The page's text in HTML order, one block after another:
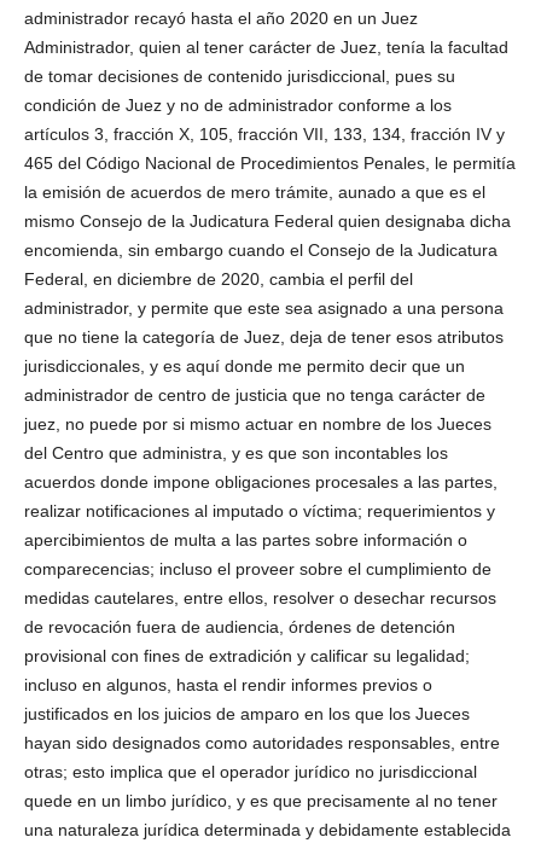
Telegram
administrador recayó hasta el año 2020 en un Juez
Administrador, quien al tener carácter de Juez, tenía la facultad
de tomar decisiones de contenido jurisdiccional, pues su
condición de Juez y no de administrador conforme a los
artículos 3, fracción X, 105, fracción VII, 133, 134, fracción IV y
465 del Código Nacional de Procedimientos Penales, le permitía
la emisión de acuerdos de mero trámite, aunado a que es el
mismo Consejo de la Judicatura Federal quien designaba dicha
encomienda, sin embargo cuando el Consejo de la Judicatura
Federal, en diciembre de 2020, cambia el perfil del
administrador, y permite que este sea asignado a una persona
que no tiene la categoría de Juez, deja de tener esos atributos
jurisdiccionales, y es aquí donde me permito decir que un
administrador de centro de justicia que no tenga carácter de
juez, no puede por si mismo actuar en nombre de los Jueces
del Centro que administra, y es que son incontables los
acuerdos donde impone obligaciones procesales a las partes,
realizar notificaciones al imputado o víctima; requerimientos y
apercibimientos de multa a las partes sobre información o
comparecencias; incluso el proveer sobre el cumplimiento de
medidas cautelares, entre ellos, resolver o desechar recursos
de revocación fuera de audiencia, órdenes de detención
provisional con fines de extradición y calificar su legalidad;
incluso en algunos, hasta el rendir informes previos o
justificados en los juicios de amparo en los que los Jueces
hayan sido designados como autoridades responsables, entre
otras; esto implica que el operador jurídico no jurisdiccional
quede en un limbo jurídico, y es que precisamente al no tener
una naturaleza jurídica determinada y debidamente establecida